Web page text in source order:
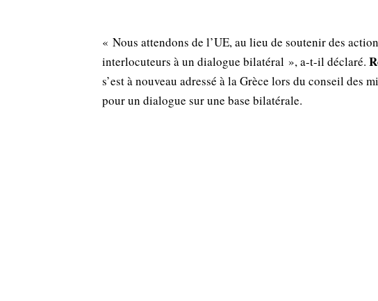
« Nous attendons de l’UE, au lieu de soutenir des
interlocuteurs à un dialogue bilatéral », a-t-il déclaré.
s’est à nouveau adressé à la Grèce lors du conseil des
pour un dialogue sur une base bilatérale.